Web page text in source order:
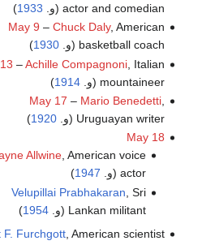
actor and comedian (و.
1933
)
May 9 – Chuck Daly, American
basketball coach (و.
1930
)
–Achille Compagnoni, Italian
mountaineer (و.
1914
)
May 17 – Mario Benedetti,
Uruguayan writer (و.
1920
)
May 18
Allwine, American voice
actor (و.
1947
)
Velupillai Prabhakaran , Sri
Lankan militant (و.
1954
)
F. Furchgott, American scientist (و.